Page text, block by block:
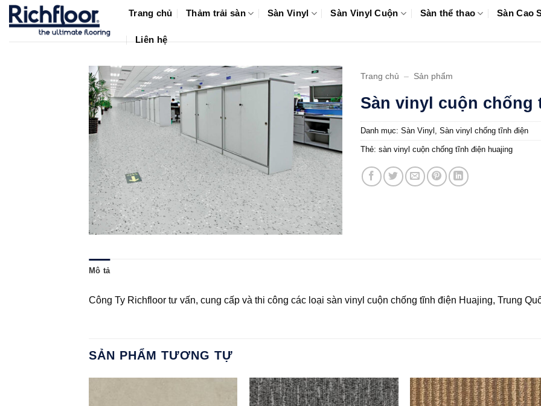
Bỏ
qua
Trang chủ Thảm trải sàn Sàn Vinyl Sàn Vinyl Cuộn Sàn thể thao Sàn Cao
Liên hệ
Trang chủ – Sản phẩm
Sàn vinyl cuộn chống
Danh mục: Sàn Vinyl , Sàn vinyl chống tĩnh điện
Thẻ: sàn vinyl cuộn chống tĩnh điện huajing
Mô tả
Công Ty Richfloor tư vấn, cung cấp và thi công các loại sàn vinyl cuộn chống tĩnh điện Huajing, Trung
SẢN PHẨM TƯƠNG TỰ